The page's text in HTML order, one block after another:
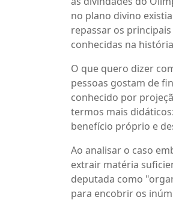
no plano divino
repassar os
conhecidas na
O que quero dizer
pessoas gostam de
conhecido por
termos mais
benefício próprio e
Ao analisar o caso
extrair matéria
deputada como
para encobrir os